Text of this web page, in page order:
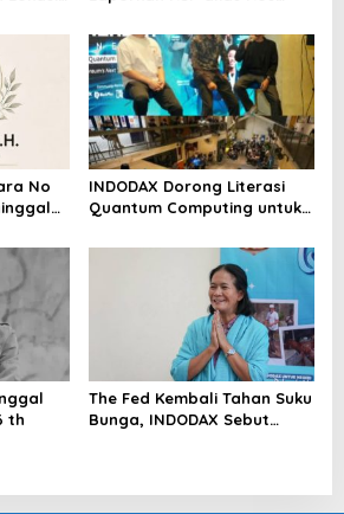
No
INDODAX Dorong Literasi
Quantum Computing untuk
Blockchain
th
The Fed Kembali Tahan Suku
Bunga, INDODAX Sebut